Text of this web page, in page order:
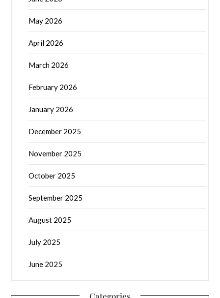
May 2026
April 2026
March 2026
February 2026
January 2026
December 2025
November 2025
October 2025
September 2025
August 2025
July 2025
June 2025